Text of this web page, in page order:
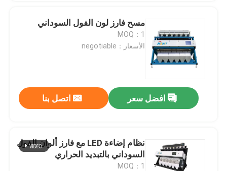
مسح فارز لون الفول السوداني
MOQ：1
الأسعار：negotiable
افضل سعر اتصل بنا
نظام إضاءة LED مع فارز ألوان الفول
السوداني بالتبديد الحراري
MOQ：1